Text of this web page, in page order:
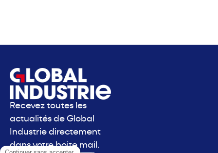
Recevez toutes les
actualités de Global
Industrie directement
dans votre boite mail.